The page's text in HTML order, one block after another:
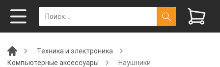
Техника и электроника
Компьютерные аксессуары
Наушники